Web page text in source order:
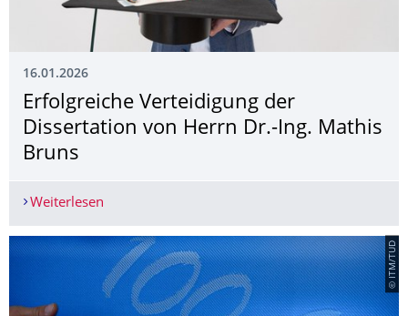
16.01.2026
Erfolgreiche Verteidigung der
Dissertation von Herrn Dr.-Ing. Mathis
Bruns
Weiterlesen
© ITM/TUD